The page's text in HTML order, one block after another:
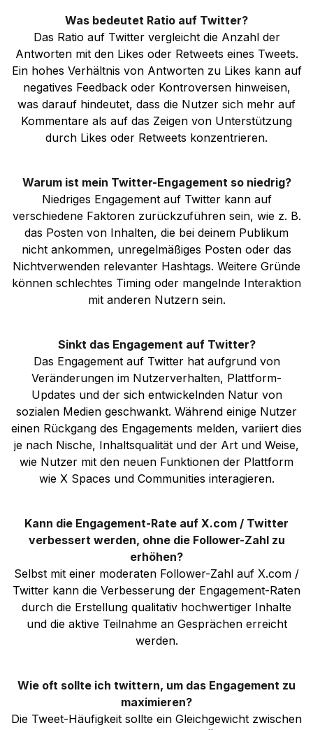
Was bedeutet Ratio auf Twitter?
Das Ratio auf Twitter vergleicht die Anzahl der
Antworten mit den Likes oder Retweets eines Tweets.
Ein hohes Verhältnis von Antworten zu Likes kann auf
negatives Feedback oder Kontroversen hinweisen,
was darauf hindeutet, dass die Nutzer sich mehr auf
Kommentare als auf das Zeigen von Unterstützung
durch Likes oder Retweets konzentrieren.
Warum ist mein Twitter-Engagement so niedrig?
Niedriges Engagement auf Twitter kann auf
verschiedene Faktoren zurückzuführen sein, wie z. B.
das Posten von Inhalten, die bei deinem Publikum
nicht ankommen, unregelmäßiges Posten oder das
Nichtverwenden relevanter Hashtags. Weitere Gründe
können schlechtes Timing oder mangelnde Interaktion
mit anderen Nutzern sein.
Sinkt das Engagement auf Twitter?
Das Engagement auf Twitter hat aufgrund von
Veränderungen im Nutzerverhalten, Plattform-
Updates und der sich entwickelnden Natur von
sozialen Medien geschwankt. Während einige Nutzer
einen Rückgang des Engagements melden, variiert dies
je nach Nische, Inhaltsqualität und der Art und Weise,
wie Nutzer mit den neuen Funktionen der Plattform
wie X Spaces und Communities interagieren.
Kann die Engagement-Rate auf X.com / Twitter
verbessert werden, ohne die Follower-Zahl zu
erhöhen?
Selbst mit einer moderaten Follower-Zahl auf X.com /
Twitter kann die Verbesserung der Engagement-Raten
durch die Erstellung qualitativ hochwertiger Inhalte
und die aktive Teilnahme an Gesprächen erreicht
werden.
Wie oft sollte ich twittern, um das Engagement zu
maximieren?
Die Tweet-Häufigkeit sollte ein Gleichgewicht zwischen